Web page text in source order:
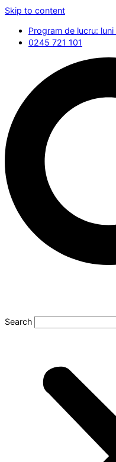
Skip to content
Program de lucru:
0245 721 101
Search